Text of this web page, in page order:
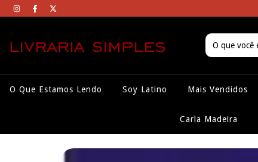
O Que Estamos Lendo Soy Latino Mais Vendidos
Carla Madeira